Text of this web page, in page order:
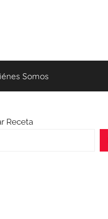
Somos
Receta